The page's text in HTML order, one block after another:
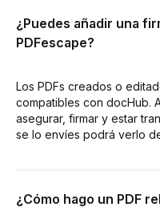
¿Puedes añadir una
PDFescape?
Los PDFs creados o
compatibles con docHub.
asegurar, firmar y estar
se lo envíes podrá verlo
¿Cómo hago un PDF